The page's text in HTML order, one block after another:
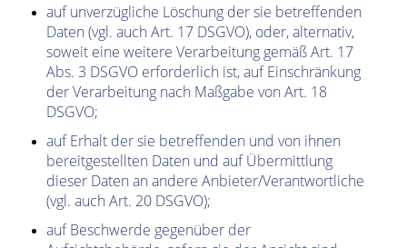
auf unverzügliche Löschung der sie betreffenden
Daten (vgl. auch Art. 17 DSGVO), oder, alternativ,
soweit eine weitere Verarbeitung gemäß Art. 17
Abs. 3 DSGVO erforderlich ist, auf Einschränkung
der Verarbeitung nach Maßgabe von Art. 18
DSGVO;
auf Erhalt der sie betreffenden und von ihnen
bereitgestellten Daten und auf Übermittlung
dieser Daten an andere Anbieter/Verantwortliche
(vgl. auch Art. 20 DSGVO);
auf Beschwerde gegenüber der